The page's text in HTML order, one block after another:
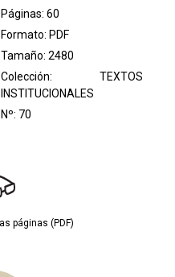
Páginas: 60
Formato: PDF
Tamaño: 2480
Colección: TEXTOS
INSTITUCIONALES
Nº: 70
páginas (PDF)